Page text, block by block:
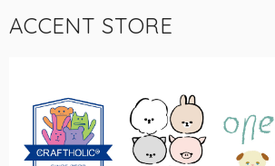
ACCENT STORE